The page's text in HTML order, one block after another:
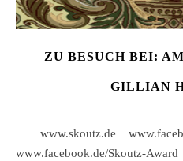
ZU BESUCH BEI:
GILLIAN
www.skoutz.de www.facebook.de/Leserparty (Gruppe)
www.facebook.de/